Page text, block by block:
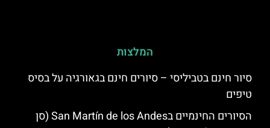
המלצות
סיור חינם בטביליסי – סיורים חינם בגאורגיה על בסיס
טיפים
הסיורים החינמיים בSan Martín de los Andes (סן